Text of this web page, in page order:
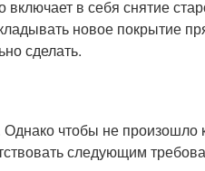
в себя снятие
новое покрытие
сделать.
чтобы не произошло
следующим